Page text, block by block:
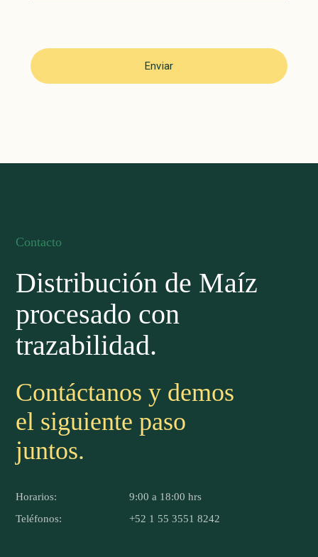
Contacto
Distribución de Maíz
procesado con
trazabilidad.
Contáctanos y demos
el siguiente paso
juntos.
Horarios:
9:00 a 18:00 hrs
Teléfonos:
+52 1 55 3551 8242